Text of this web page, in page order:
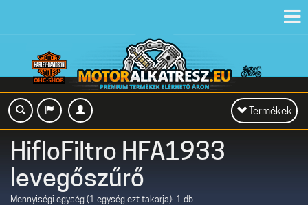
Toggle
navigation
Termékek
HifloFiltro HFA1933
levegőszűrő
Mennyiségi egység (1 egység ezt takarja): 1 db